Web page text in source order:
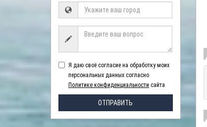
Я даю своё согласие на обработку моих
персональных данных согласно
Политике конфиденциальности сайта
ОТПРАВИТЬ